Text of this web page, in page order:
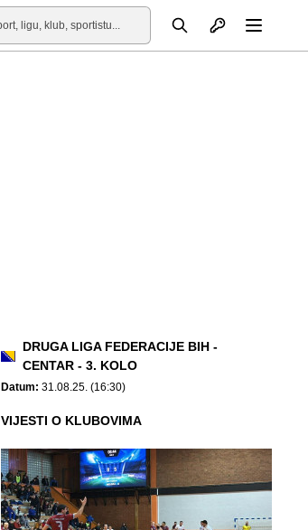
Otvori profil
DRUGA LIGA FEDERACIJE BIH -
CENTAR - 3. KOLO
Datum: 31.08.25. (16:30)
VIJESTI O KLUBOVIMA